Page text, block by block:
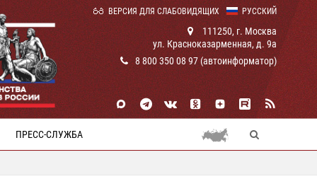
РУССКИЙ
ВЕРСИЯ ДЛЯ СЛАБОВИДЯЩИХ
111250, г. Москва
ул. Красноказарменная, д. 9а
8 800 350 08 97 (автоинформатор)
ПРЕСС-СЛУЖБА